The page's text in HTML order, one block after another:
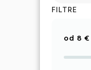
FILTRE
8 €